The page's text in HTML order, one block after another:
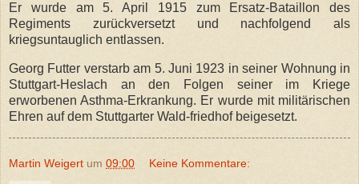
Er wurde am 5. April 1915 zum Ersatz-Bataillon des
Regiments zurückversetzt und nachfolgend als
kriegsuntauglich entlassen.
Georg Futter verstarb am 5. Juni 1923 in seiner Wohnung in
Stuttgart-Heslach an den Folgen seiner im Kriege
erworbenen Asthma-Erkrankung. Er wurde mit militärischen
Ehren auf dem Stuttgarter Wald-friedhof beigesetzt.
Martin Weigert um 09:00 Keine Kommentare: